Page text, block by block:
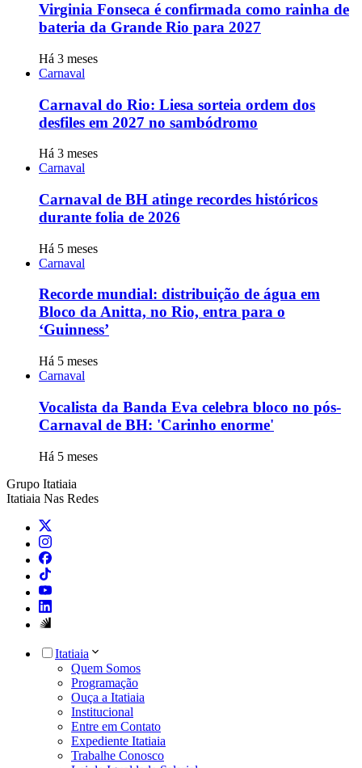
Virginia Fonseca é confirmada como rainha de
bateria da Grande Rio para 2027
Há 3 meses
Carnaval
Carnaval do Rio: Liesa sorteia ordem dos
desfiles em 2027 no sambódromo
Há 3 meses
Carnaval
Carnaval de BH atinge recordes históricos
durante folia de 2026
Há 5 meses
Carnaval
Recorde mundial: distribuição de água em
Bloco da Anitta, no Rio, entra para o
‘Guinness’
Há 5 meses
Carnaval
Vocalista da Banda Eva celebra bloco no pós-
Carnaval de BH: 'Carinho enorme'
Há 5 meses
Grupo Itatiaia
Itatiaia Nas Redes
Itatiaia
Quem Somos
Programação
Ouça a Itatiaia
Institucional
Entre em Contato
Expediente Itatiaia
Trabalhe Conosco